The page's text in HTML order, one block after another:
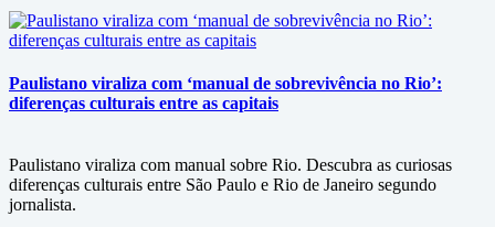
Paulistano viraliza com ‘manual de sobrevivência no Rio’:
diferenças culturais entre as capitais
Paulistano viraliza com manual sobre Rio. Descubra as curiosas
diferenças culturais entre São Paulo e Rio de Janeiro segundo
jornalista.